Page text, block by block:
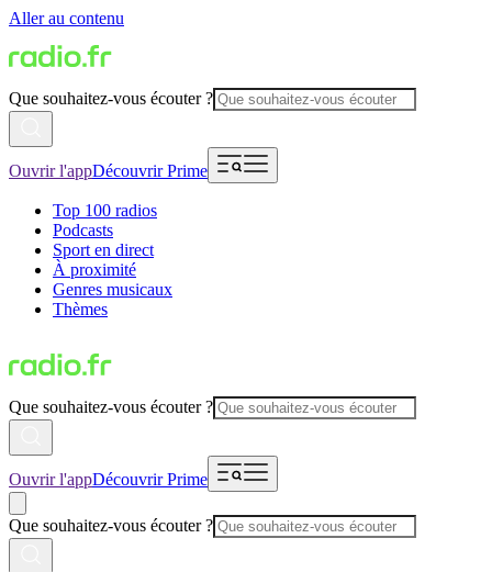
Aller au contenu
Que souhaitez-vous écouter ?
Ouvrir l'appDécouvrir Prime
Top 100 radios
Podcasts
Sport en direct
À proximité
Genres musicaux
Thèmes
Que souhaitez-vous écouter ?
Ouvrir l'appDécouvrir Prime
Que souhaitez-vous écouter ?